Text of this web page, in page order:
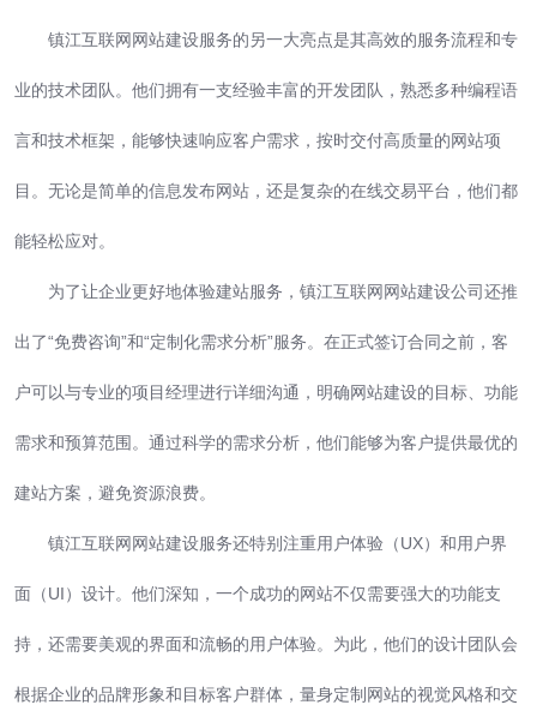
镇江互联网网站建设服务的另一大亮点是其高效的服务流程和专
业的技术团队。他们拥有一支经验丰富的开发团队，熟悉多种编程语
言和技术框架，能够快速响应客户需求，按时交付高质量的网站项
目。无论是简单的信息发布网站，还是复杂的在线交易平台，他们都
能轻松应对。
为了让企业更好地体验建站服务，镇江互联网网站建设公司还推
出了“免费咨询”和“定制化需求分析”服务。在正式签订合同之前，客
户可以与专业的项目经理进行详细沟通，明确网站建设的目标、功能
需求和预算范围。通过科学的需求分析，他们能够为客户提供最优的
建站方案，避免资源浪费。
镇江互联网网站建设服务还特别注重用户体验（UX）和用户界
面（UI）设计。他们深知，一个成功的网站不仅需要强大的功能支
持，还需要美观的界面和流畅的用户体验。为此，他们的设计团队会
根据企业的品牌形象和目标客户群体，量身定制网站的视觉风格和交